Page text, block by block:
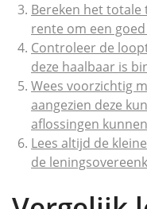
Bereken het
rente om een
Controleer de
deze haalbaar is
Wees voorzichtig
aangezien deze
aflossingen
Lees altijd de
de